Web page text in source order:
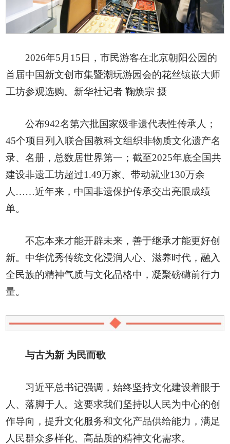
2026年5月15日，市民游客在北京朝阳公园的
首届中国新文创市集暨潮玩游园会的花丝镶嵌大师
工坊参观选购。新华社记者 鞠焕宗 摄
公布942名第六批国家级非遗代表性传承人；
45个项目列入联合国教科文组织非物质文化遗产名
录、名册，总数居世界第一；截至2025年底全国共
建设非遗工坊超过1.49万家、带动就业130万余
人……近年来，中国非遗保护传承交出亮眼成绩
单。
不忘本来才能开辟未来，善于继承才能更好创
新。中华优秀传统文化浸润人心、滋养时代，融入
全民族的精神气质与文化品格中，凝聚磅礴前行力
量。
与古为新 为民而歌
习近平总书记强调，始终坚持文化建设着眼于
人、落脚于人。这要求我们坚持以人民为中心的创
作导向，提升文化服务和文化产品供给能力，满足
人民群众多样化、高品质的精神文化需求。